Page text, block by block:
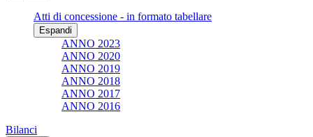
Atti di concessione - in formato tabellare
Espandi
ANNO 2023
ANNO 2020
ANNO 2019
ANNO 2018
ANNO 2017
ANNO 2016
Bilanci